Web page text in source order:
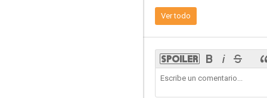
Ver todo